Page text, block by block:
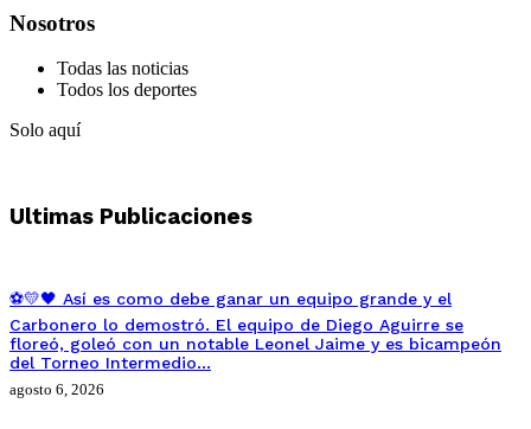
Nosotros
Todas las noticias
Todos los deportes
Solo aquí
Ultimas Publicaciones
⚽💛🖤 Así es como debe ganar un equipo grande y el
Carbonero lo demostró. El equipo de Diego Aguirre se
floreó, goleó con un notable Leonel Jaime y es bicampeón
del Torneo Intermedio…
agosto 6, 2026